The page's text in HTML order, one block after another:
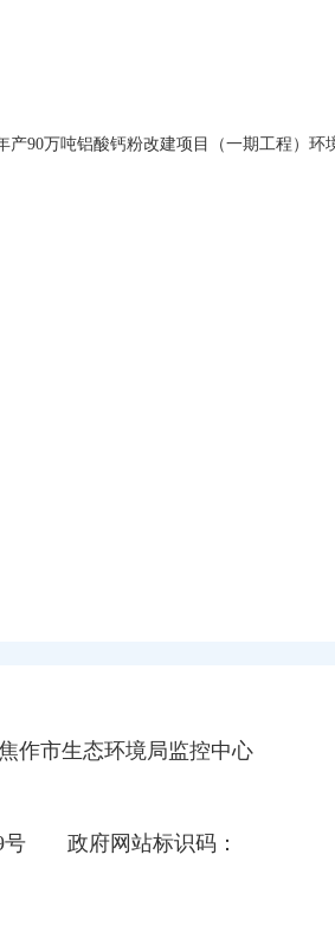
产90万吨铝酸钙粉改建项目（一期工程）环
作市生态环境局监控中心
号
政府网站标识码：